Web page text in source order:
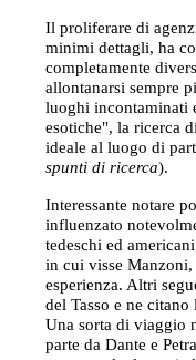
Il proliferare di
minimi dettagli, ha
completamente
allontanarsi sempre
luoghi incontaminati
esotiche", la ricerca
ideale al luogo di
spunti di ricerca).
Interessante notare
influenzato
tedeschi ed
in cui visse
esperienza. Altri
del Tasso e ne citano
Una sorta di viaggio
parte da Dante e